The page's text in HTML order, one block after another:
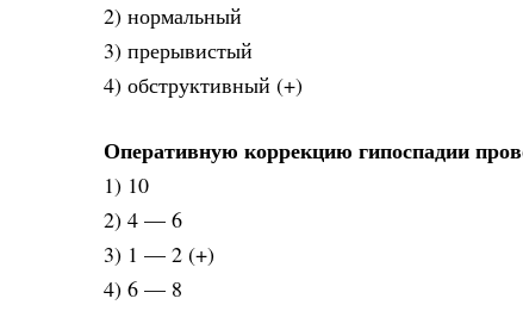
2) нормальный
3) прерывистый
4) обструктивный (+)
Оперативную коррекцию гипоспадии
1) 10
2) 4 — 6
3) 1 — 2 (+)
4) 6 — 8